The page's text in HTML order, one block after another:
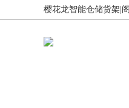
樱花龙智能仓储货架|